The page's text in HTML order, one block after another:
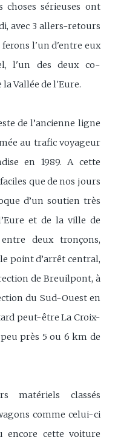
choses sérieuses ont
avec 3 allers-retours
ferons l'un d'entre eux
l'un des deux co-
Vallée de l'Eure.
de l’ancienne ligne
au trafic voyageur
en 1989. A cette
que de nos jours
d’un soutien très
et de la ville de
deux tronçons,
point d’arrêt central,
de Breuilpont, à
du Sud-Ouest en
peut-être La Croix-
près 5 ou 6 km de
matériels classés
comme celui-ci
encore cette voiture